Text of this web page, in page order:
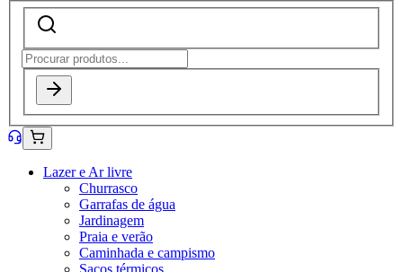
Lazer e Ar livre
Churrasco
Garrafas de água
Jardinagem
Praia e verão
Caminhada e campismo
Sacos térmicos